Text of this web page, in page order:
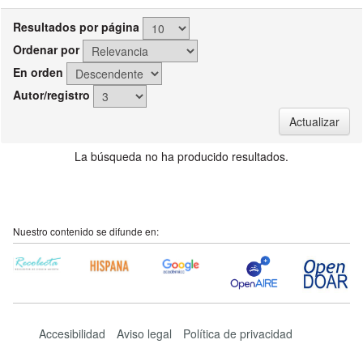
Resultados por página
Ordenar por
En orden
Autor/registro
La búsqueda no ha producido resultados.
Nuestro contenido se difunde en:
Accesibilidad Aviso legal Política de privacidad